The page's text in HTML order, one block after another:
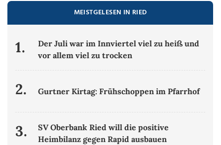
MEISTGELESEN IN RIED
1.
Der Juli war im Innviertel viel zu heiß und
vor allem viel zu trocken
2. Gurtner Kirtag: Frühschoppen im Pfarrhof
3.
SV Oberbank Ried will die positive
Heimbilanz gegen Rapid ausbauen